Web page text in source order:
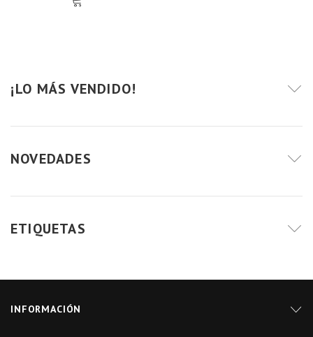
¡LO MÁS VENDIDO!
NOVEDADES
ETIQUETAS
INFORMACIÓN